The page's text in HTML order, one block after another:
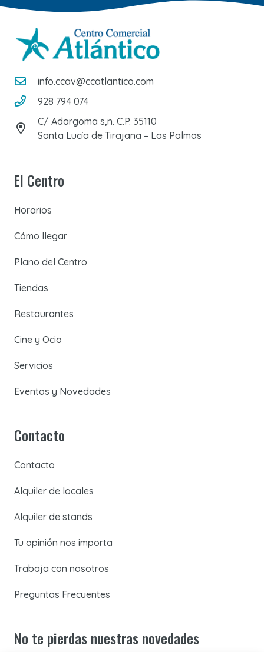
info.ccav@ccatlantico.com
928 794 074
C/ Adargoma s,n. C.P. 35110
Santa Lucía de Tirajana – Las Palmas
El Centro
Horarios
Cómo llegar
Plano del Centro
Tiendas
Restaurantes
Cine y Ocio
Servicios
Eventos y Novedades
Contacto
Contacto
Alquiler de locales
Alquiler de stands
Tu opinión nos importa
Trabaja con nosotros
Preguntas Frecuentes
No te pierdas nuestras novedades